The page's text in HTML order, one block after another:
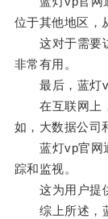
位于其他地区，
这对于需要访
非常有用。
最后，蓝灯vp
在互联网上，
如，大数据公司
蓝灯vp官网通
踪和监视。
这为用户提供
综上所述，蓝